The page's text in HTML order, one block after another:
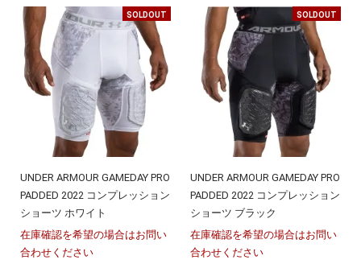
SOLDOUT
UNDER ARMOUR GAMEDAY PRO
PADDED 2022 コンプレッション
ショーツ ホワイト
在庫確認を希望の場合はお問い
合わせください
SOLDOUT
UNDER ARMOUR GAMEDAY PRO
PADDED 2022 コンプレッション
ショーツ ブラック
在庫確認を希望の場合はお問い
合わせください